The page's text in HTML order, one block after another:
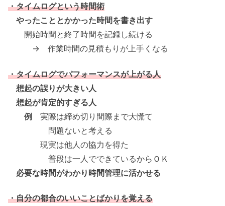
・タイムログという時間術
やったこととかかった時間を書き出す
開始時間と終了時間を記録し続ける
→ 作業時間の見積もりが上手くなる
・タイムログでパフォーマンスが上がる人
想起の誤りが大きい人
想起が肯定的すぎる人
例 実際は締め切り間際まで大慌て
問題ないと考える
現実は他人の協力を得た
普段は一人でできているからＯＫ
必要な時間がわかり時間管理に活かせる
・自分の都合のいいことばかりを覚える